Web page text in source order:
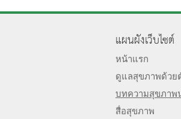
แผนผังเว็บไซต์
หน้าแรก
ดูแลสุขภาพด้วย
บทความสุขภาพ
สื่อสุขภาพ